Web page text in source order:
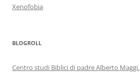
Xenofobia
BLOGROLL
Centro studi Biblici di padre Alberto Maggi.